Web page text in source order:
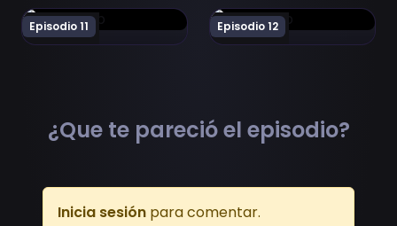
Episodio 11
Ver Tensai Ouji no Akaji Kokka Saisei Jutsu Episodio 11
Episodio 12
Ver Tensai Ouji no Akaji
¿Que te pareció el episodio?
Inicia sesión para comentar.